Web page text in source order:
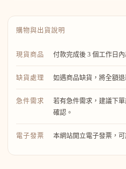
購物與出貨說明
現貨商品 付款完成後 3 個工作日
缺貨處理 如遇商品缺貨，將全額
急件需求
若有急件需求，建議下
確認。
電子發票 本網站開立電子發票，